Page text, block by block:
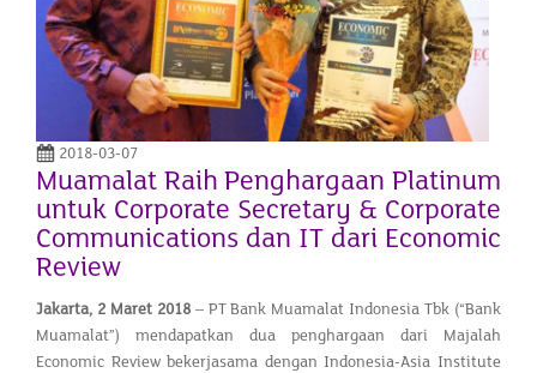
2018-03-07
Muamalat Raih Penghargaan Platinum
untuk Corporate Secretary & Corporate
Communications dan IT dari Economic
Review
Jakarta, 2 Maret 2018 – PT Bank Muamalat Indonesia Tbk (“Bank
Muamalat”) mendapatkan dua penghargaan dari Majalah
Economic Review bekerjasama dengan Indonesia-Asia Institute